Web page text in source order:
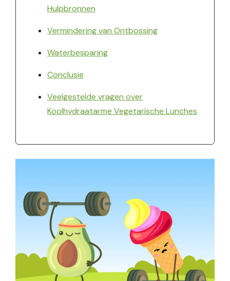
Hulpbronnen
Vermindering van Ontbossing
Waterbesparing
Conclusie
Veelgestelde vragen over
Koolhydraatarme Vegetarische Lunches